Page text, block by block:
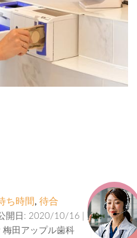
ち時間, 待合
開日: 2020/10/16 | 更新日:
梅田アップル歯科